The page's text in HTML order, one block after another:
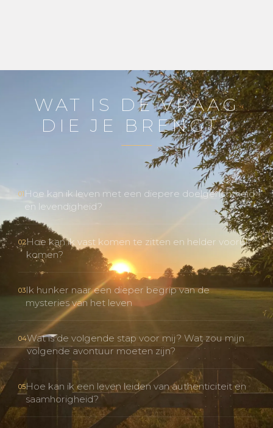
WAT IS DE VRAAG
DIE JE BRENGT?
01 Hoe kan ik leven met een diepere doelgerichtheid
en levendigheid?
02Hoe kan ik vast komen te zitten en helder vooruit
komen?
03Ik hunker naar een dieper begrip van de
mysteries van het leven
04Wat is de volgende stap voor mij? Wat zou mijn
volgende avontuur moeten zijn?
05Hoe kan ik een leven leiden van authenticiteit en
saamhorigheid?